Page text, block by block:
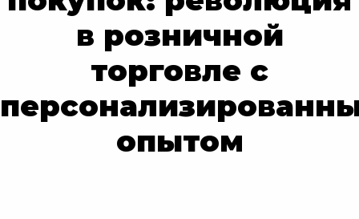
в розничной
торговле с
опытом